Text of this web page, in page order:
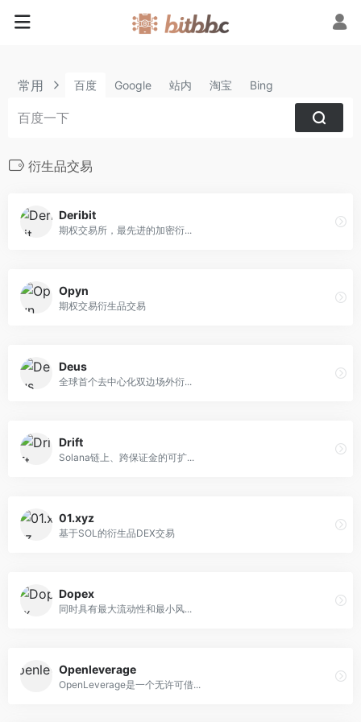
常用 百度 Google 站内 淘宝 Bing
衍生品交易
Deribit
期权交易所，最先进的加密衍...
Opyn
期权交易衍生品交易
Deus
全球首个去中心化双边场外衍...
Drift
Solana链上、跨保证金的可扩...
01.xyz
基于SOL的衍生品DEX交易
Dopex
同时具有最大流动性和最小风...
Openleverage
OpenLeverage是一个无许可借...